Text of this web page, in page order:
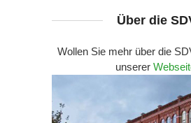
Über die
Wollen Sie mehr über die
unserer